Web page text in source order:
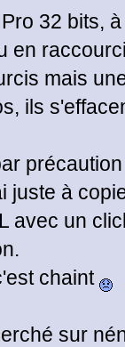
32 bits,
en
mais
ils
juste à
avec un
chaint
sur